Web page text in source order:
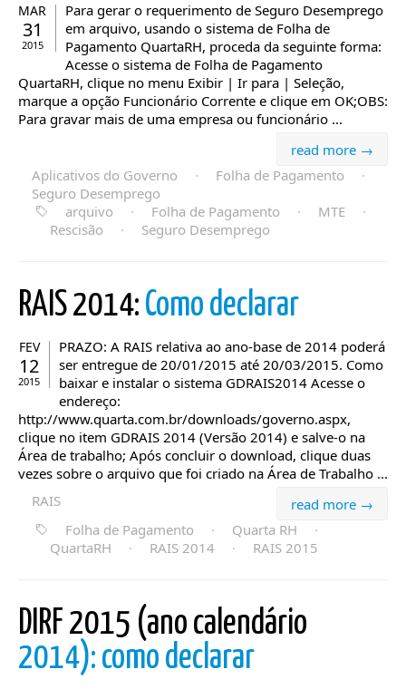
MAR
31
2015
Para gerar o requerimento de Seguro Desemprego
em arquivo, usando o sistema de Folha de
Pagamento QuartaRH, proceda da seguinte forma:
Acesse o sistema de Folha de Pagamento
QuartaRH, clique no menu Exibir | Ir para | Seleção,
marque a opção Funcionário Corrente e clique em OK;OBS:
Para gravar mais de uma empresa ou funcionário ...
read more →
Aplicativos do Governo
· Folha de Pagamento
·
Seguro Desemprego
arquivo
· Folha de Pagamento · MTE
·
Rescisão
· Seguro Desemprego
RAIS 2014: Como declarar
FEV
12
2015
PRAZO: A RAIS relativa ao ano-base de 2014 poderá
ser entregue de 20/01/2015 até 20/03/2015. Como
baixar e instalar o sistema GDRAIS2014 Acesse o
endereço:
http://www.quarta.com.br/downloads/governo.aspx,
clique no item GDRAIS 2014 (Versão 2014) e salve-o na
Área de trabalho; Após concluir o download, clique duas
vezes sobre o arquivo que foi criado na Área de Trabalho ...
read more →
RAIS
Folha de Pagamento
· Quarta RH
·
QuartaRH
· RAIS 2014 · RAIS 2015
DIRF 2015 (ano calendário
2014): como declarar